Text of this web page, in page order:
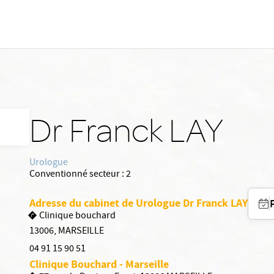
Dr Franck LAY
Urologue
Conventionné secteur :2
Adresse du cabinet de Urologue Dr Franck LAY
Clinique bouchard
13006, MARSEILLE
04 91 15 90 51
Clinique Bouchard - Marseille